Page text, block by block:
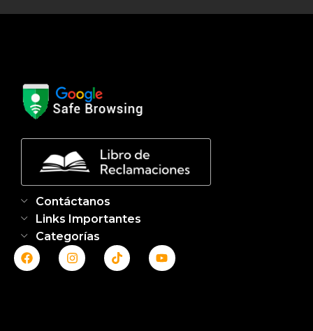
Contáctanos
Links Importantes
Categorías